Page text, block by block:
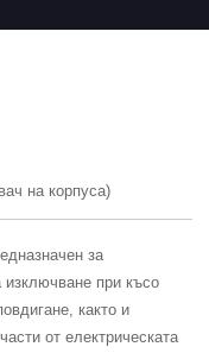
на корпуса)
за
при късо
както и
от електрическата